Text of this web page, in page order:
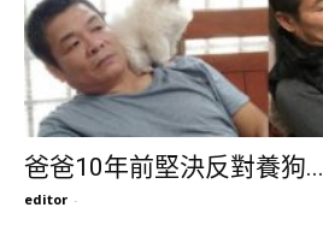
爸爸10年前堅決反對養狗...
editor -